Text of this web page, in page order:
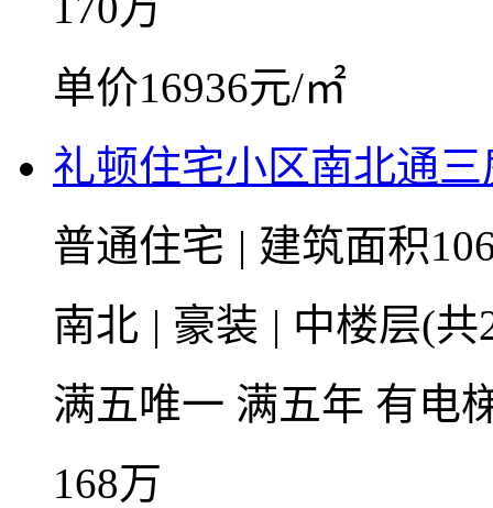
单价16936元/㎡
礼顿住宅小区南北通
普通住宅 | 建筑面积
南北 | 豪装 | 中楼层(
满五唯一 满五年 有电
168万